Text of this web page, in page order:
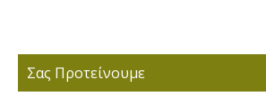
Σας Προτείνουμε